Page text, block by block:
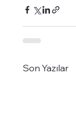
Son Yazılar